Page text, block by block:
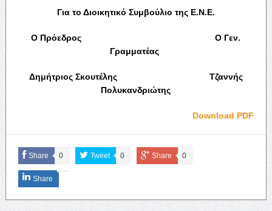
Για το Διοικητικό Συμβούλιο της Ε.Ν.Ε.
Ο Πρόεδρος Ο Γεν.
Γραμματέας
Δημήτριος Σκουτέλης Τζαννής
Πολυκανδριώτης
Download PDF
Share 0 Tweet 0 Share 0
Share